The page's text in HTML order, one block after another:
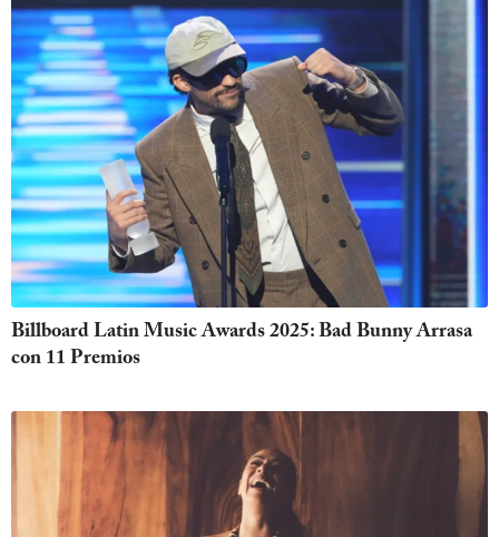
Billboard Latin Music Awards 2025: Bad Bunny Arrasa
con 11 Premios